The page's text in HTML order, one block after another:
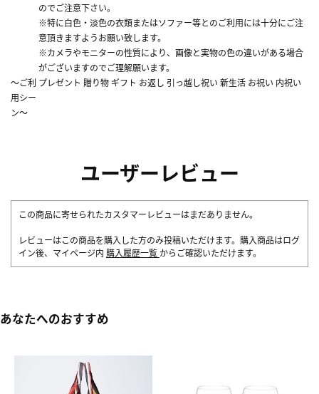
のでご注意下さい。
※特に白色・淡色の衣類またはソファー等とのご利用には十分にご注
意頂きますようお願い致します。
※カメラやモニターの性質により、画像と実物の色の違いがある場合
がございますのでご理解願います。
～ご利
用シー
ン～
プレゼント 贈り物 ギフト お返し 引っ越し祝い 新生活 お祝い 内祝い
ユーザーレビュー
この商品に寄せられたカスタマーレビューはまだありません。
レビューはこの商品を購入した方のみ投稿いただけます。購入商品はログ
イン後、マイページ内 購入履歴一覧 からご確認いただけます。
あなたへのおすすめ